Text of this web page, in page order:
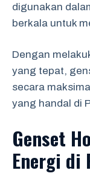
digunakan
berkala untuk
Dengan
yang tepat,
secara
yang handal di
Genset
Energi di